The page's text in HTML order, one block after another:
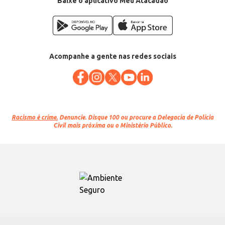
Acompanhe a gente nas redes sociais
Racismo é crime. Denuncie. Disque 100 ou procure a Delegacia de Polícia
Civil mais próxima ou o Ministério Público.